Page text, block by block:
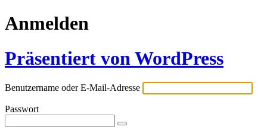
Anmelden
Präsentiert von WordPress
Benutzername oder E-Mail-Adresse
Passwort